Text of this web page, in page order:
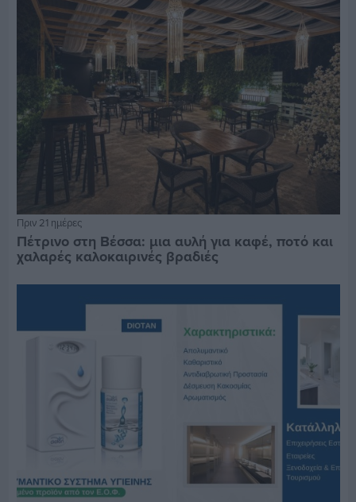
Πριν 21 ημέρες
Πέτρινο στη Βέσσα: μια αυλή για καφέ, ποτό και
χαλαρές καλοκαιρινές βραδιές